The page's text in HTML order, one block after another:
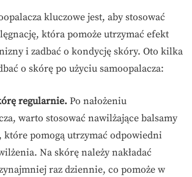
kluczowe jest, aby stosować
która pomoże utrzymać efekt
i zadbać o kondycję skóry. Oto kilka
o skórę po użyciu samoopalacza:
regularnie. Po nałożeniu
warto stosować nawilżające balsamy
pomogą utrzymać odpowiedni
Na skórę należy nakładać
raz dziennie, co pomoże w